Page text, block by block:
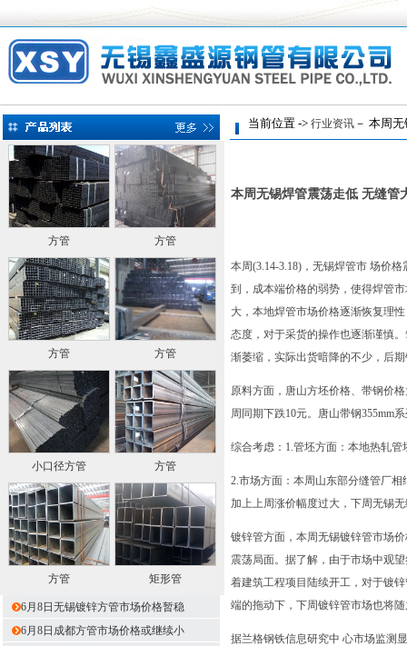
方管 方管
方管 方管
小口径方管 方管
方管 矩形管
6月8日无锡镀锌方管市场价格暂稳
6月8日成都方管市场价格或继续小
当前位置 -> 行业资讯 － 本周
本周无锡焊管震荡走低 无缝管
本周(3.14-3.18)，无锡焊管市 场价
到，成本端价格的弱势，使得焊管
大，本地焊管市场价格逐渐恢复理
态度，对于采货的操作也逐渐谨慎
渐萎缩，实际出货暗降的不少，后
原料方面，唐山方坯价格、带钢价
周同期下跌10元。唐山带钢355mm
综合考虑：1.管坯方面：本地热轧管
2.市场方面：本周山东部分缝管厂
加上上周涨价幅度过大，下周无锡
镀锌管方面，本周无锡镀锌管市场
震荡局面。据了解，由于市场中观
着建筑工程项目陆续开工，对于镀
端的拖动下，下周镀锌管市场也将
据兰格钢铁信息研究中 心市场监测